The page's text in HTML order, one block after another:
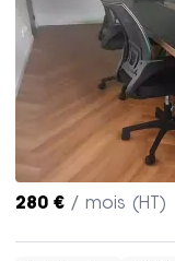
280 € / mois (HT)